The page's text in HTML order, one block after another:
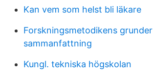
Kan vem som helst bli läkare
Forskningsmetodikens grunder
sammanfattning
Kungl. tekniska högskolan